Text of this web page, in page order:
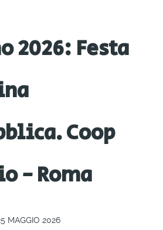
2026: Festa
Coop
- Roma
MAGGIO 2026